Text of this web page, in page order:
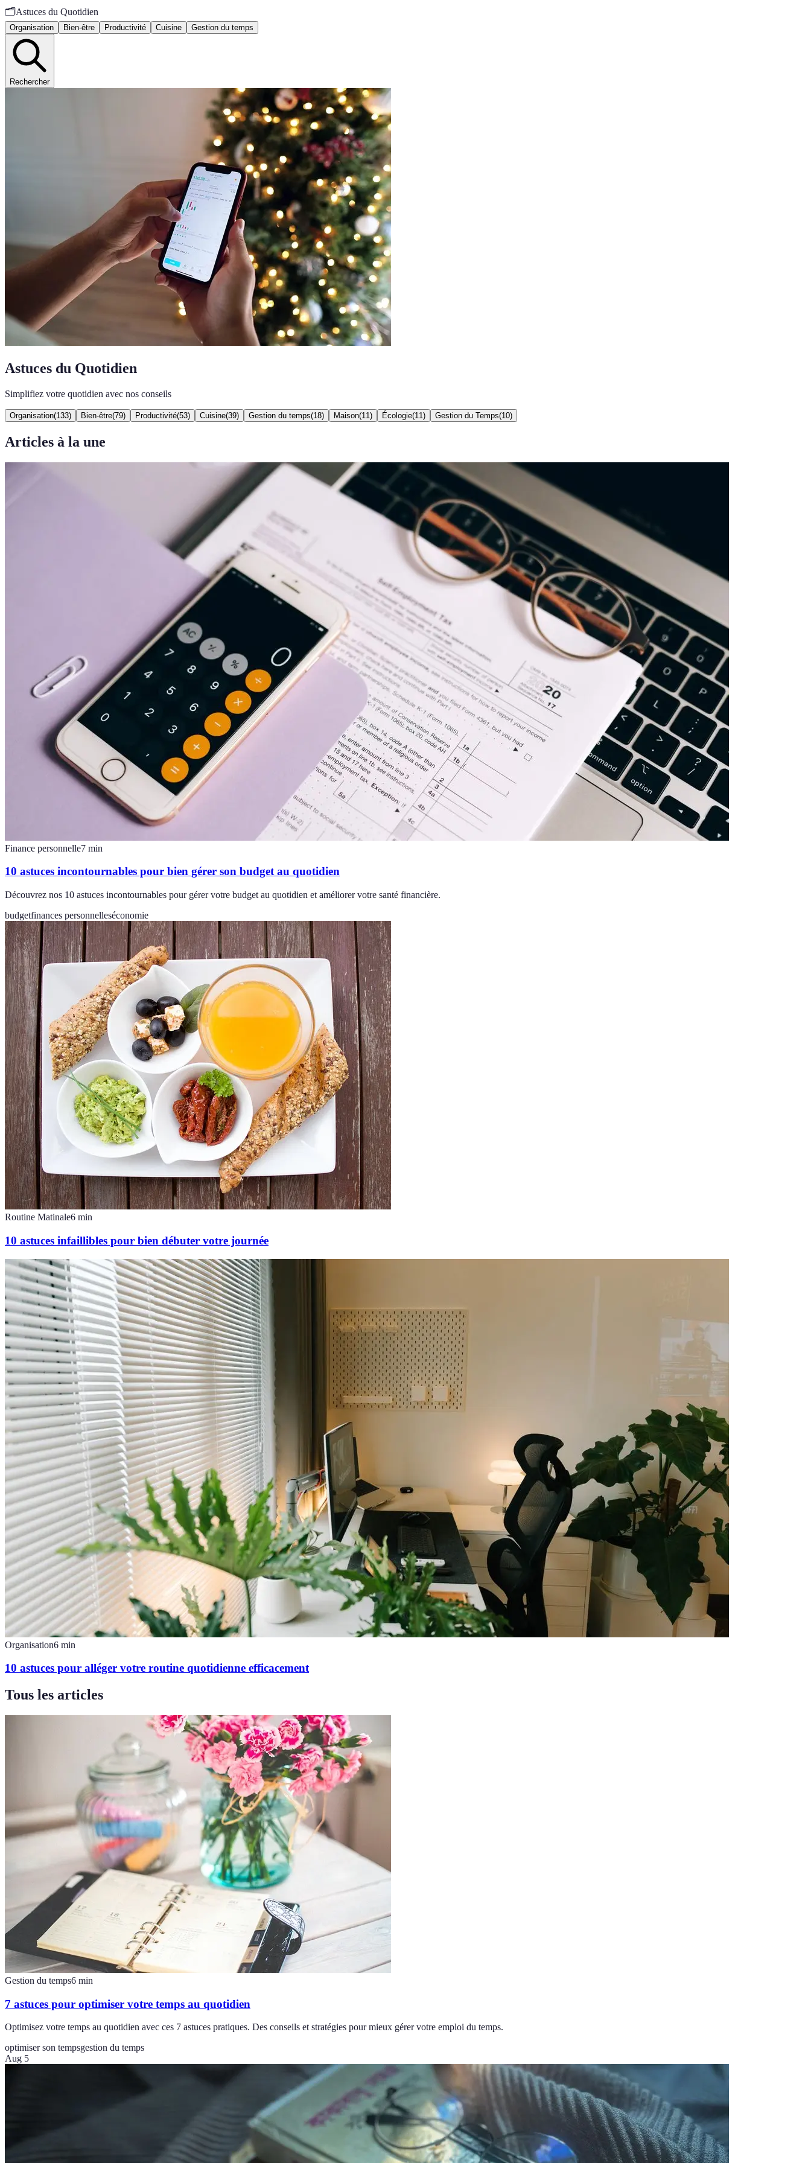
🗂️Astuces du Quotidien
Organisation Bien-être Productivité Cuisine Gestion du temps
Rechercher
Astuces du Quotidien
Simplifiez votre quotidien avec nos conseils
Organisation(133) Bien-être(79) Productivité(53) Cuisine(39) Gestion du temps(18) Maison(11 ) Écologie(11 ) Gestion du Temps(10)
Articles à la une
Finance personnelle7 min
10 astuces incontournables pour bien gérer son budget au quotidien
Découvrez nos 10 astuces incontournables pour gérer votre budget au quotidien et améliorer votre santé financière.
budgetfinances personnelleséconomie
Routine Matinale6 min
10 astuces infaillibles pour bien débuter votre journée
Organisation6 min
10 astuces pour alléger votre routine quotidienne efficacement
Tous les articles
Gestion du temps6 min
7 astuces pour optimiser votre temps au quotidien
Optimisez votre temps au quotidien avec ces 7 astuces pratiques. Des conseils et stratégies pour mieux gérer votre emploi du temps.
optimiser son tempsgestion du temps
Aug 5